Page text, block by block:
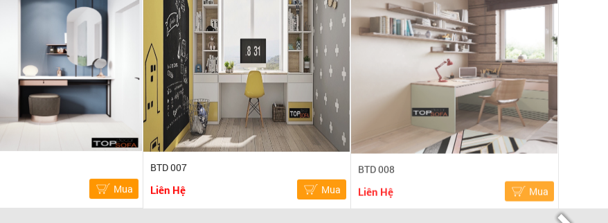
Mua
BTD 007
Liên Hệ Mua
BTD 008
Liên Hệ Mua
Cơ sở 1: 982 Tạ Quang Bửu, Phường 6, Quận 8, TP. HCM